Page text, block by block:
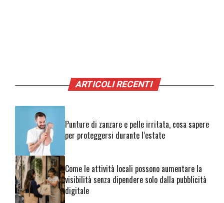
ARTICOLI RECENTI
Punture di zanzare e pelle irritata, cosa sapere
per proteggersi durante l’estate
Come le attività locali possono aumentare la
visibilità senza dipendere solo dalla pubblicità
digitale